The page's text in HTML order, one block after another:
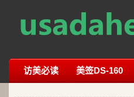
访美必读 美签DS-160